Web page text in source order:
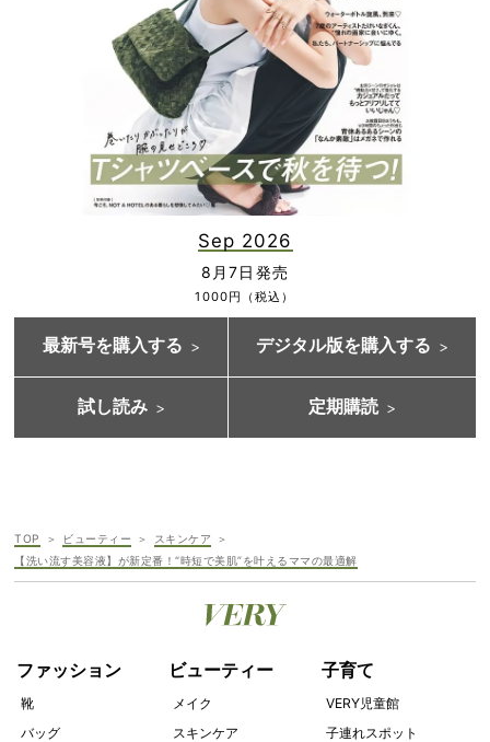
Sep 2026
8月7日発売
1000円（税込）
最新号を購入する デジタル版を購入する
試し読み 定期購読
TOP ビューティー
スキンケア
【洗い流す美容液】が新定番！“時短で美肌”を叶えるママの最適解
ファッション
靴
バッグ
ビューティー
メイク
スキンケア
子育て
VERY児童館
子連れスポット